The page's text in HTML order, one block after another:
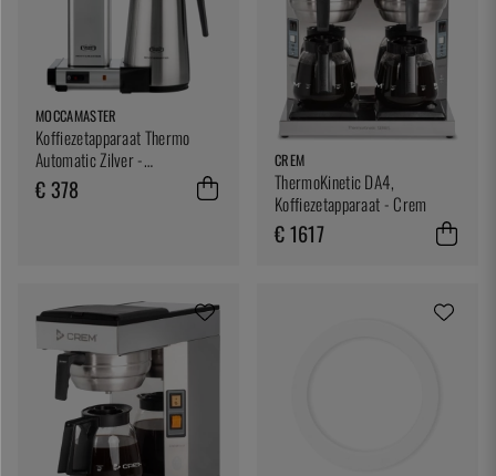
MOCCAMASTER
Koffiezetapparaat Thermo
Automatic Zilver -
Moccamaster
€ 378
CREM
ThermoKinetic DA4,
Koffiezetapparaat - Crem
€ 1617